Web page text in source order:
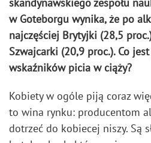
skandynawskiego zespołu
w Goteborgu wynika, że po
najczęściej Brytyjki (28,5
Szwajcarki (20,9 proc.). Co
wskaźników picia w ciąży?
Kobiety w ogóle piją coraz
to wina rynku: producentom
dotrzeć do kobiecej niszy. Są